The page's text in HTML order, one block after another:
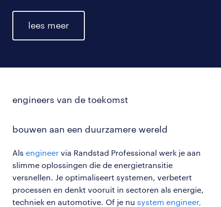
lees meer
engineers van de toekomst
bouwen aan een duurzamere wereld
Als engineer via Randstad Professional werk je aan
slimme oplossingen die de energietransitie
versnellen. Je optimaliseert systemen, verbetert
processen en denkt vooruit in sectoren als energie,
techniek en automotive. Of je nu system engineer,